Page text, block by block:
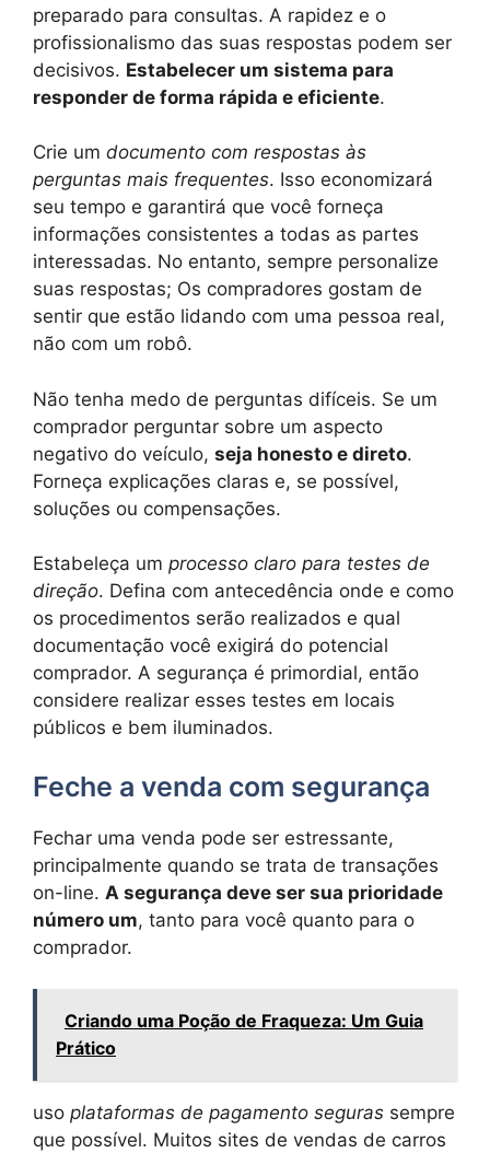
preparado para consultas. A rapidez e o
profissionalismo das suas respostas podem ser
decisivos. Estabelecer um sistema para
responder de forma rápida e eficiente.
Crie um documento com respostas às
perguntas mais frequentes. Isso economizará
seu tempo e garantirá que você forneça
informações consistentes a todas as partes
interessadas. No entanto, sempre personalize
suas respostas; Os compradores gostam de
sentir que estão lidando com uma pessoa real,
não com um robô.
Não tenha medo de perguntas difíceis. Se um
comprador perguntar sobre um aspecto
negativo do veículo, seja honesto e direto.
Forneça explicações claras e, se possível,
soluções ou compensações.
Estabeleça um processo claro para testes de
direção. Defina com antecedência onde e como
os procedimentos serão realizados e qual
documentação você exigirá do potencial
comprador. A segurança é primordial, então
considere realizar esses testes em locais
públicos e bem iluminados.
Feche a venda com segurança
Fechar uma venda pode ser estressante,
principalmente quando se trata de transações
on-line. A segurança deve ser sua prioridade
número um, tanto para você quanto para o
comprador.
Criando uma Poção de Fraqueza: Um Guia
Prático
uso plataformas de pagamento seguras sempre
que possível. Muitos sites de vendas de carros